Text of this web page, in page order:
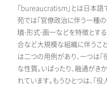
「bureaucratism」とは日本語
苑では「官僚政治に伴う一種
瑣·形式·画一などを特徴とす
合など大規模な組織に伴うこと
は二つの用例があり、一つは「
な性質。いばったり、融通がき
れています。もうひとつは、「